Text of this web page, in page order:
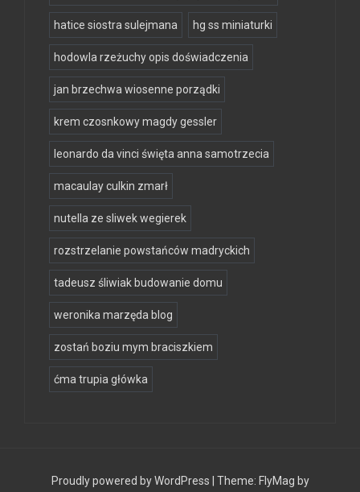
hatice siostra sulejmana hg ss miniaturki
hodowla rzeżuchy opis doświadczenia
jan brzechwa wiosenne porządki
krem czosnkowy magdy gessler
leonardo da vinci święta anna samotrzecia
macaulay culkin zmarł
nutella ze sliwek wegierek
rozstrzelanie powstańców madryckich
tadeusz śliwiak budowanie domu
weronika marzęda blog
zostań boziu mym braciszkiem
ćma trupia główka
Proudly powered by WordPress Theme: FlyMag by